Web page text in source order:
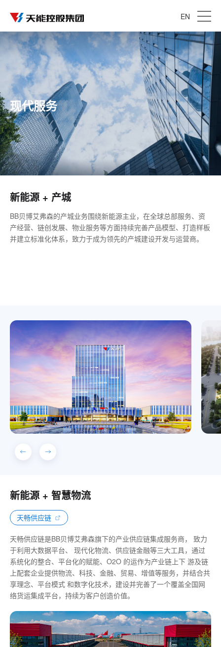
EN
现代服务
新能源 + 产城
BB贝博艾弗森的产城业务围绕新能源主业，在全球总部服务、资
产经营、链创发展、物业服务等方面持续完善产品模型、打造样板
并建立标准化体系，致力于成为领先的产城建设开发与运营商。
位于湖州太湖新区核心区，是湖州融入长三角的龙头项目，总建设
用地约 248亩，总建筑面积约 50 万平方米。项目包括BB贝博艾弗
位于湖州长兴县煤山镇，项目总建设用地 207 亩，总建筑面积 11
万方。以BB贝博艾弗森主产业进驻园区为先导，通过产业地产模
项目由位于杭州余杭区浙大校友总部园项目和位于西湖区云谷小镇
的谷尚产业园项目构成。其中浙大校友总部园项目总建筑面积约为
新能源 + 智慧物流
天畅供应链
天畅供应链是BB贝博艾弗森旗下的产业供应链集成服务商， 致力
于利用大数据平台、 现代化物流、供应链金融等三大工具，通过
系统化的整合、平台化的赋能、O2O 的运作为产业链上下 游及链
上配套企业提供物流、科技、金融、贸易、增值等服务，并结合共
享理念、平台模式 和数字化技术，建设并完善了一个覆盖全国网
络货运集成平台，持续为客户创造价值。